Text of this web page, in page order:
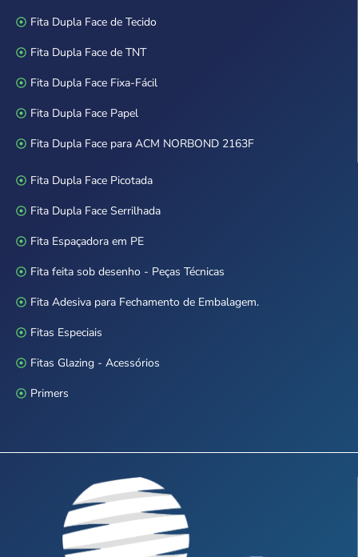
Fita Dupla Face de Tecido
Fita Dupla Face de TNT
Fita Dupla Face Fixa-Fácil
Fita Dupla Face Papel
Fita Dupla Face para ACM NORBOND 2163F
Fita Dupla Face Picotada
Fita Dupla Face Serrilhada
Fita Espaçadora em PE
Fita feita sob desenho - Peças Técnicas
Fita Adesiva para Fechamento de Embalagem.
Fitas Especiais
Fitas Glazing - Acessórios
Primers